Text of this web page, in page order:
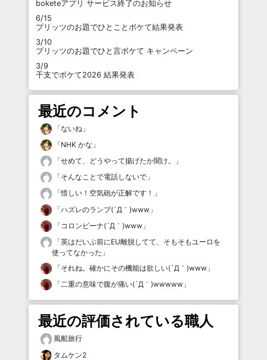
boketeアプリ サービス終了のお知らせ
6/15
プリッツのお題でひとことボケて結果発表
3/10
プリッツのお題でひと言ボケて キャンペーン
3/9
干支でボケて2026 結果発表
最近のコメント
「ないね 」
「NHK かな 」
「せめて、どうやって揚げたか聞け。
」
「そんなことで電話しないで 」
「惜しい！空気砲が正解です！ 」
「ハズレのランプ(´Д｀)www 」
「 コロンビーナ(´Д｀)www 」
「英はだいぶ前にEU離脱してて、そもそもユーロを
使ってなかった 」
「それね。確かにその機能は欲しい(´Д｀)www 」
「二重の意味で腹が痛い(´Д｀)wwwww 」
最近の評価されている職人
風船旅行
タムケン2